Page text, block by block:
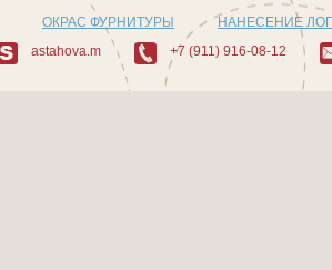
ОКРАС ФУРНИТУРЫ НАНЕСЕНИЕ
astahova.m +7 (911) 916-08-12